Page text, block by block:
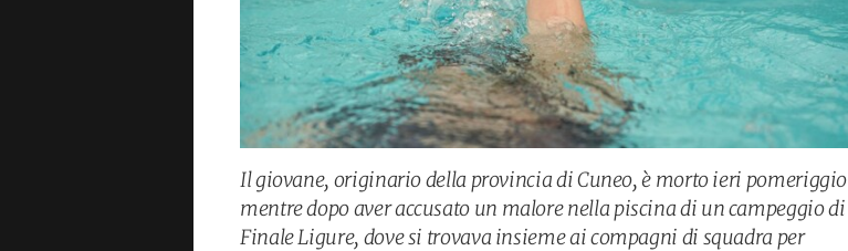
Il giovane, originario della provincia di Cuneo, è morto ieri pomeriggio
mentre dopo aver accusato un malore nella piscina di un campeggio di
Finale Ligure, dove si trovava insieme ai compagni di squadra per